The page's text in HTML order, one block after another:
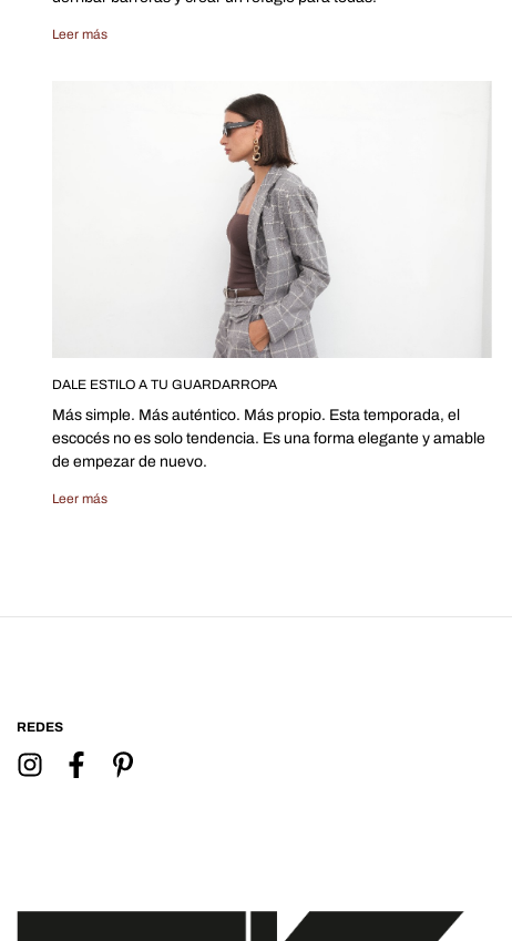
Leer más
DALE ESTILO A TU GUARDARROPA
Más simple. Más auténtico. Más propio. Esta temporada, el
escocés no es solo tendencia. Es una forma elegante y amable
de empezar de nuevo.
Leer más
REDES